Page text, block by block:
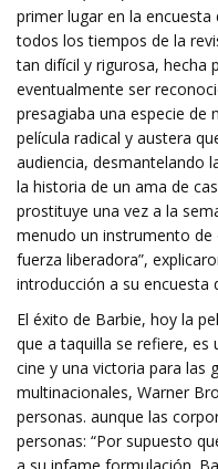
primer lugar en la
todos los tiempos de la
tan difícil y rigurosa, hecha
eventualmente ser
presagiaba una especie de
película radical y austera
audiencia, desmantelando
la historia de un ama de
prostituye una vez a la
menudo un instrumento de
fuerza liberadora”,
introducción a su encuesta
El éxito de Barbie, hoy la
que a taquilla se refiere,
cine y una victoria para las
multinacionales, Warner
personas. aunque las
personas: “Por supuesto